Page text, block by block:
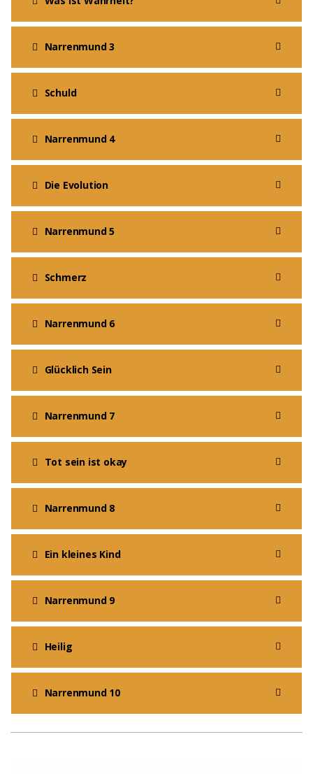
Narrenmund 3
Schuld
Narrenmund 4
Die Evolution
Narrenmund 5
Schmerz
Narrenmund 6
Glücklich Sein
Narrenmund 7
Tot sein ist okay
Narrenmund 8
Ein kleines Kind
Narrenmund 9
Heilig
Narrenmund 10